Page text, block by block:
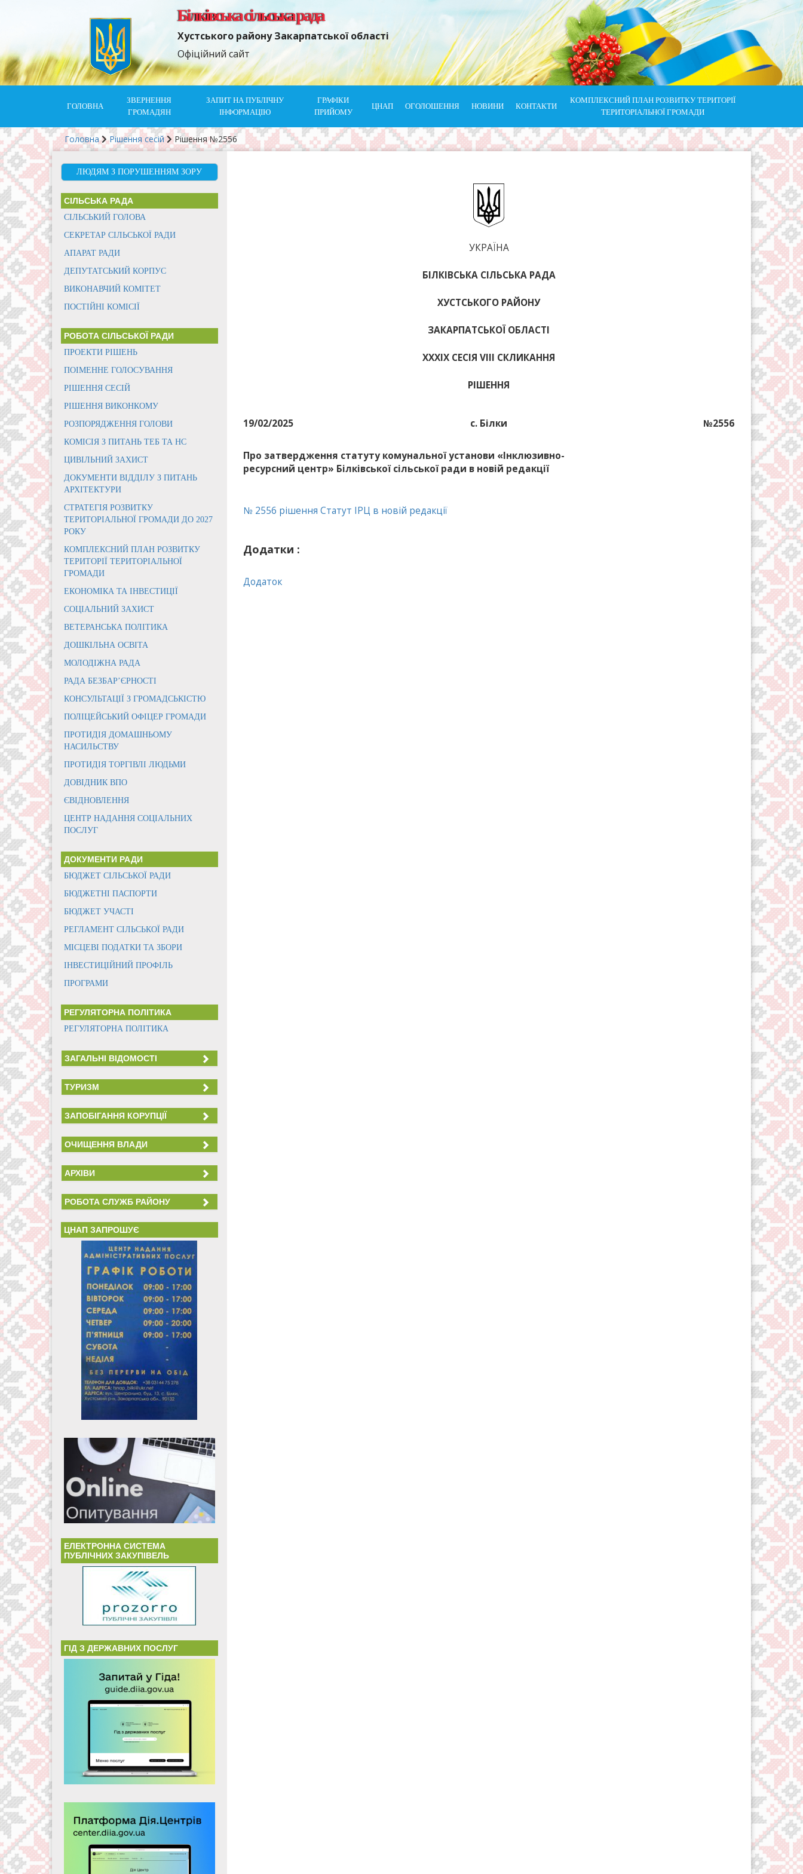
Білківська сільська рада
Хустського району Закарпатської області
Офіційний сайт
ГОЛОВНА
ЗВЕРНЕННЯ
ГРОМАДЯН
ЗАПИТ НА ПУБЛІЧНУ
ІНФОРМАЦІЮ
ГРАФІКИ
ПРИЙОМУ
ЦНАП ОГОЛОШЕННЯ НОВИНИ КОНТАКТИ
КОМПЛЕКСНИЙ ПЛАН РОЗВИТКУ ТЕРИТОРІЇ
ТЕРИТОРІАЛЬНОЇ ГРОМАДИ
Головна Рішення сесій Рішення №2556
ЛЮДЯМ З ПОРУШЕННЯМ ЗОРУ
СІЛЬСЬКА РАДА
СІЛЬСЬКИЙ ГОЛОВА
СЕКРЕТАР СІЛЬСЬКОЇ РАДИ
АПАРАТ РАДИ
ДЕПУТАТСЬКИЙ КОРПУС
ВИКОНАВЧИЙ КОМІТЕТ
ПОСТІЙНІ КОМІСІЇ
РОБОТА СІЛЬСЬКОЇ РАДИ
ПРОЕКТИ РІШЕНЬ
ПОІМЕННЕ ГОЛОСУВАННЯ
РІШЕННЯ СЕСІЙ
РІШЕННЯ ВИКОНКОМУ
РОЗПОРЯДЖЕННЯ ГОЛОВИ
КОМІСІЯ З ПИТАНЬ ТЕБ ТА НС
ЦИВІЛЬНИЙ ЗАХИСТ
ДОКУМЕНТИ ВІДДІЛУ З ПИТАНЬ
АРХІТЕКТУРИ
СТРАТЕГІЯ РОЗВИТКУ
ТЕРИТОРІАЛЬНОЇ ГРОМАДИ ДО 2027
РОКУ
КОМПЛЕКСНИЙ ПЛАН РОЗВИТКУ
ТЕРИТОРІЇ ТЕРИТОРІАЛЬНОЇ
ГРОМАДИ
ЕКОНОМІКА ТА ІНВЕСТИЦІЇ
СОЦІАЛЬНИЙ ЗАХИСТ
ВЕТЕРАНСЬКА ПОЛІТИКА
ДОШКІЛЬНА ОСВІТА
МОЛОДІЖНА РАДА
РАДА БЕЗБАР’ЄРНОСТІ
КОНСУЛЬТАЦІЇ З ГРОМАДСЬКІСТЮ
ПОЛІЦЕЙСЬКИЙ ОФІЦЕР ГРОМАДИ
ПРОТИДІЯ ДОМАШНЬОМУ
НАСИЛЬСТВУ
ПРОТИДІЯ ТОРГІВЛІ ЛЮДЬМИ
ДОВІДНИК ВПО
ЄВІДНОВЛЕННЯ
ЦЕНТР НАДАННЯ СОЦІАЛЬНИХ
ПОСЛУГ
ДОКУМЕНТИ РАДИ
БЮДЖЕТ СІЛЬСЬКОЇ РАДИ
БЮДЖЕТНІ ПАСПОРТИ
БЮДЖЕТ УЧАСТІ
РЕГЛАМЕНТ СІЛЬСЬКОЇ РАДИ
МІСЦЕВІ ПОДАТКИ ТА ЗБОРИ
ІНВЕСТИЦІЙНИЙ ПРОФІЛЬ
ПРОГРАМИ
РЕГУЛЯТОРНА ПОЛІТИКА
РЕГУЛЯТОРНА ПОЛІТИКА
ЗАГАЛЬНІ ВІДОМОСТІ
ТУРИЗМ
ЗАПОБІГАННЯ КОРУПЦІЇ
ОЧИЩЕННЯ ВЛАДИ
АРХІВИ
РОБОТА СЛУЖБ РАЙОНУ
ЦНАП ЗАПРОШУЄ
ЕЛЕКТРОННА СИСТЕМА
ПУБЛІЧНИХ ЗАКУПІВЕЛЬ
ГІД З ДЕРЖАВНИХ ПОСЛУГ
УКРАЇНА
БІЛКІВСЬКА СІЛЬСЬКА РАДА
ХУСТСЬКОГО РАЙОНУ
ЗАКАРПАТСЬКОЇ ОБЛАСТІ
ХХХІХ СЕСІЯ VIII СКЛИКАННЯ
РІШЕННЯ
19/02/2025 с. Білки №2556
Про затвердження статуту комунальної установи «Інклюзивно-
ресурсний центр» Білківської сільської ради в новій редакції
№ 2556 рішення Статут ІРЦ в новій редакції
Додатки :
Додаток